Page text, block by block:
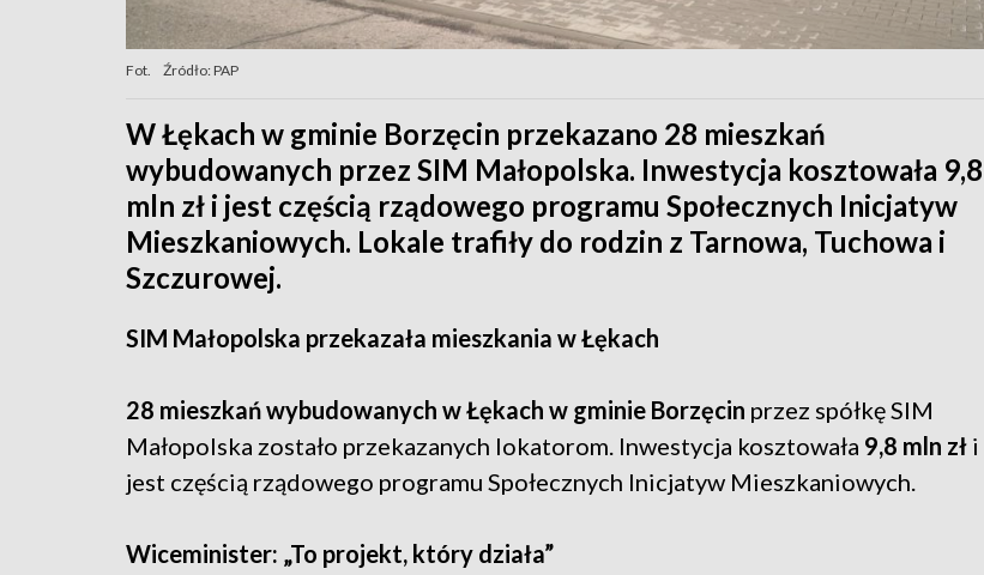
Fot. Źródło: PAP
W Łękach w gminie Borzęcin przekazano 28 mieszkań
wybudowanych przez SIM Małopolska. Inwestycja kosztowała 9,8
mln zł i jest częścią rządowego programu Społecznych Inicjatyw
Mieszkaniowych. Lokale trafiły do rodzin z Tarnowa, Tuchowa i
Szczurowej.
SIM Małopolska przekazała mieszkania w Łękach
28 mieszkań wybudowanych w Łękach w gminie Borzęcin przez spółkę SIM
Małopolska zostało przekazanych lokatorom. Inwestycja kosztowała 9,8 mln zł i
jest częścią rządowego programu Społecznych Inicjatyw Mieszkaniowych.
Wiceminister: „To projekt, który działa”